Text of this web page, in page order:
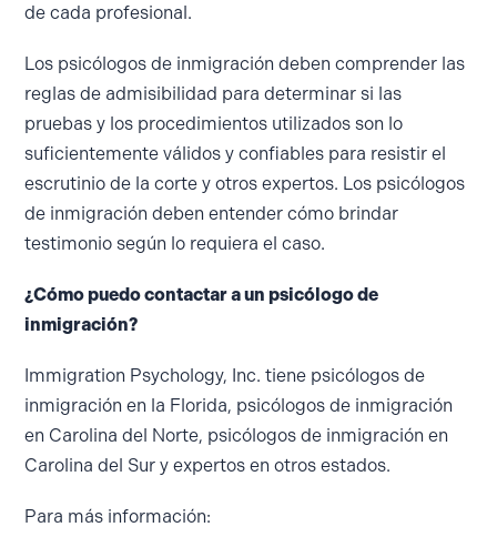
de cada profesional.
Los psicólogos de inmigración deben comprender las
reglas de admisibilidad para determinar si las
pruebas y los procedimientos utilizados son lo
suficientemente válidos y confiables para resistir el
escrutinio de la corte y otros expertos. Los psicólogos
de inmigración deben entender cómo brindar
testimonio según lo requiera el caso.
¿Cómo puedo contactar a un psicólogo de
inmigración?
Immigration Psychology, Inc. tiene psicólogos de
inmigración en la Florida, psicólogos de inmigración
en Carolina del Norte, psicólogos de inmigración en
Carolina del Sur y expertos en otros estados.
Para más información: